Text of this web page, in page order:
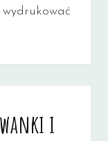
wydrukować
i